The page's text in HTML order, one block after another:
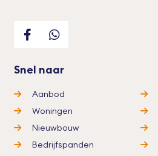
Snel naar
Aanbod
Woningen
Nieuwbouw
Bedrijfspanden